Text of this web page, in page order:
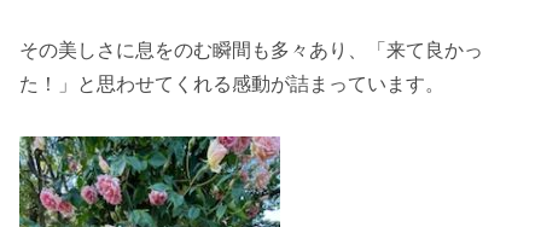
その美しさに息をのむ瞬間も多々あり、「来て良かっ
た！」と思わせてくれる感動が詰まっています。